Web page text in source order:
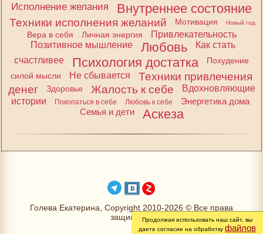
Исполнение желания
Внутреннее состояние
Техники исполнения желаний Мотивация Новый год
Вера в себя Личная энергия
Привлекательность
Позитивное мышление
Любовь
Как стать
счастливее
Психология достатка
Похудение
силой мысли
Не сбывается
Техники привлечения
денег
Здоровье Жалость к себе
Вдохновляющие
истории
Покопаться в себе Любовь к себе
Энергетика дома
Семья и дети
Аскеза
Голева Екатерина, Copyright 2010-2026 © Все права
защищеныПродолжая использовать наш сайт, вы
даете согласие на обработку файлов